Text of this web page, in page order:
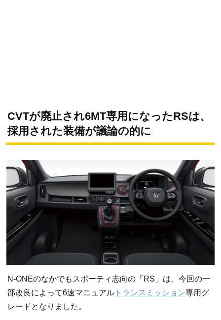
CVTが廃止され6MT専用になったRSは、
採用された装備が議論の的に
N-ONEのなかでもスポーティ志向の「RS」は、今回の一
部改良によって6速マニュアル トランスミッション専用グ
レードとなりました。